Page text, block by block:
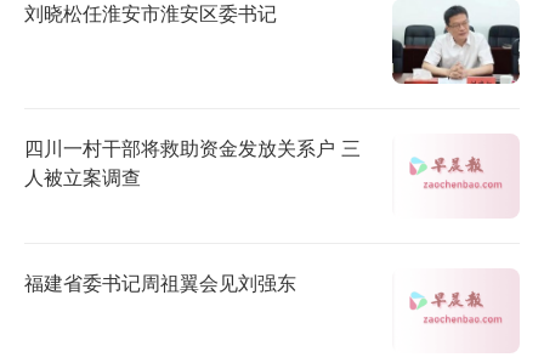
刘晓松任淮安市淮安区委书记
四川一村干部将救助资金发放关系户 三
人被立案调查
福建省委书记周祖翼会见刘强东